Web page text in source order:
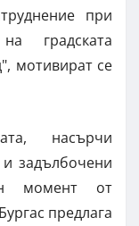
при
градската
мотивират се
насърчи
задълбочени
момент от
предлага